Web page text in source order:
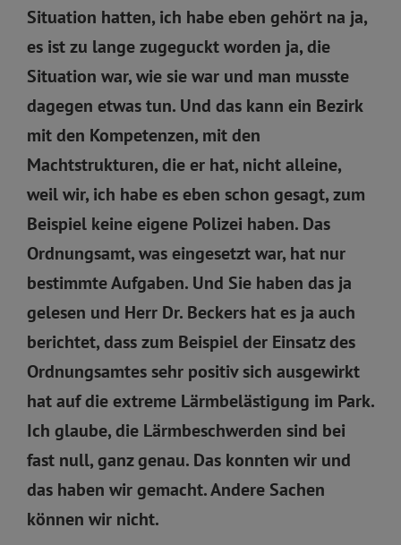
Situation hatten, ich habe eben gehört na ja,
es ist zu lange zugeguckt worden ja, die
Situation war, wie sie war und man musste
dagegen etwas tun. Und das kann ein Bezirk
mit den Kompetenzen, mit den
Machtstrukturen, die er hat, nicht alleine,
weil wir, ich habe es eben schon gesagt, zum
Beispiel keine eigene Polizei haben. Das
Ordnungsamt, was eingesetzt war, hat nur
bestimmte Aufgaben. Und Sie haben das ja
gelesen und Herr Dr. Beckers hat es ja auch
berichtet, dass zum Beispiel der Einsatz des
Ordnungsamtes sehr positiv sich ausgewirkt
hat auf die extreme Lärmbelästigung im Park.
Ich glaube, die Lärmbeschwerden sind bei
fast null, ganz genau. Das konnten wir und
das haben wir gemacht. Andere Sachen
können wir nicht.